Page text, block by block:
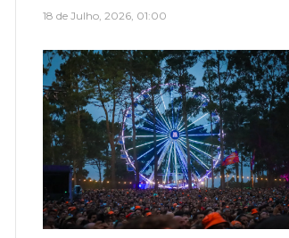
18 de Julho, 2026, 01:00